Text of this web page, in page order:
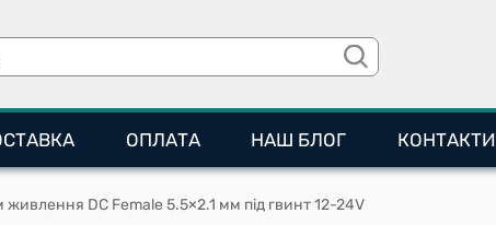
ОПЛАТА НАШ БЛОГ КОНТАКТИ
живлення DC Female 5.5×2.1 мм під гвинт 12-24V